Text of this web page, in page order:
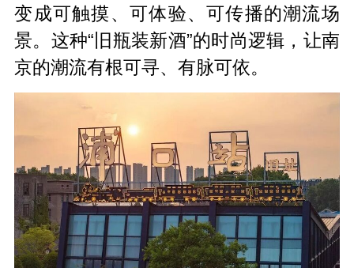
变成可触摸、可体验、可传播的潮流场
景。这种“旧瓶装新酒”的时尚逻辑，让南
京的潮流有根可寻、有脉可依。